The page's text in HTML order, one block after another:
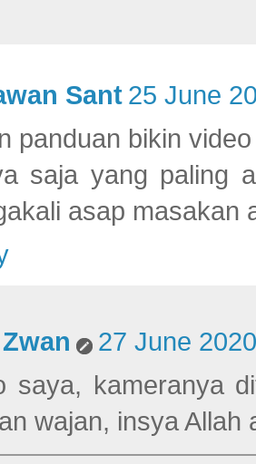
Sant 25 June
panduan bikin
saja yang paling
asap masakan
27 June
saya, kameranya
wajan, insya Allah